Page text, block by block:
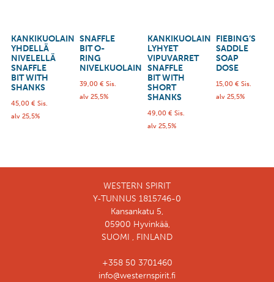
KANKIKUOLAIN
YHDELLÄ
NIVELELLÄ
SNAFFLE
BIT WITH
SHANKS
45,00 € Sis.
alv 25,5%
SNAFFLE
BIT O-
RING
NIVELKUOLAIN
39,00 € Sis.
alv 25,5%
KANKIKUOLAIN
LYHYET
VIPUVARRET
SNAFFLE
BIT WITH
SHORT
SHANKS
49,00€ Sis.
alv 25,5%
FIEBING’S
SADDLE
SOAP
DOSE
15,00 € Sis.
alv 25,5%
WESTERN SPIRIT
Y-TUNNUS 1815746-0
Kansankatu 5,
05900 Hyvinkää,
SUOMI , FINLAND
+358 50 3701460
info@westernspirit.fi